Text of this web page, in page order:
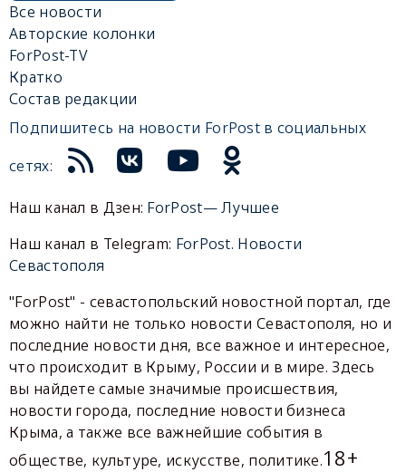
Все новости
Авторские колонки
ForPost-TV
Кратко
Состав редакции
Подпишитесь на новости ForPost в социальных
сетях:
Наш канал в Дзен: ForPost— Лучшее
Наш канал в Telegram: ForPost. Новости
Севастополя
"ForPost" - севастопольский новостной портал, где
можно найти не только новости Севастополя, но и
последние новости дня, все важное и интересное,
что происходит в Крыму, России и в мире. Здесь
вы найдете самые значимые происшествия,
новости города, последние новости бизнеса
Крыма, а также все важнейшие события в
обществе, культуре, искусстве, политике.18+